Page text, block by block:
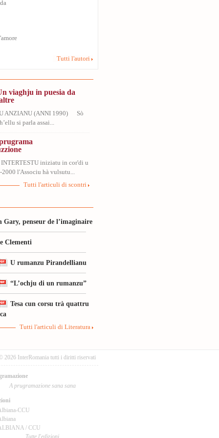
Tutti l'autori
viaghju in puesia da
ANZIANU (ANNI 1990) Sò
si parla assai...
INTERTESTU iniziatu in cor'di u
2000 l'Associu hà vulsutu...
Tutti l'articuli di scontri
Gary, penseur de l’imaginaire
Clementi
U rumanzu Pirandellianu
“L’ochju di un rumanzu”
Tesa cun corsu trà quattru
Tutti l'articuli di Literatura
2026 InterRomania tutti i diritti riservati
A prugramazione sana sana
CCU
/ CCU
Tutte l'edizioni